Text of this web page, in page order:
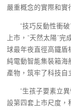
嚴重概念的實際和實
“技巧反動性衝
上市，“天然太陽”
球最年夜直徑高鐵盾
純電動智能集裝箱海
產物，筑牢了科技自
“生孩子要素立
設第四套上市尺度，